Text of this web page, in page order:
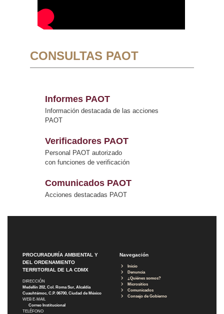
CONSULTAS PAOT
Informes PAOT
Información destacada de las acciones
PAOT
Verificadores PAOT
Personal PAOT autorizado
con funciones de verificación
Comunicados PAOT
Acciones destacadas PAOT
PROCURADURÍA AMBIENTAL Y
DEL ORDENAMIENTO
TERRITORIAL DE LA CDMX
DIRECCIÓN
Medellín 202, Col. Roma Sur, Alcaldía
Cuauhtémoc, C.P. 06700, Ciudad de México
WEB E-MAIL
Correo Institucional
TELÉFONO
Navegación
Inicio
Denuncia
¿Quiénes somos?
Micrositios
Comunicados
Consejo de Gobierno